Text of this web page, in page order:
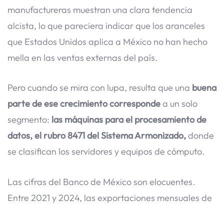
manufactureras muestran una clara tendencia
alcista, lo que pareciera indicar que los aranceles
que Estados Unidos aplica a México no han hecho
mella en las ventas externas del país.
Pero cuando se mira con lupa, resulta que una buena
parte de ese crecimiento correspondea un solo
segmento: las máquinas para el procesamiento de
datos, el rubro 8471 del Sistema Armonizado,donde
se clasifican los servidores y equipos de cómputo.
Las cifras del Banco de México son elocuentes.
Entre 2021 y 2024, las exportaciones mensuales de